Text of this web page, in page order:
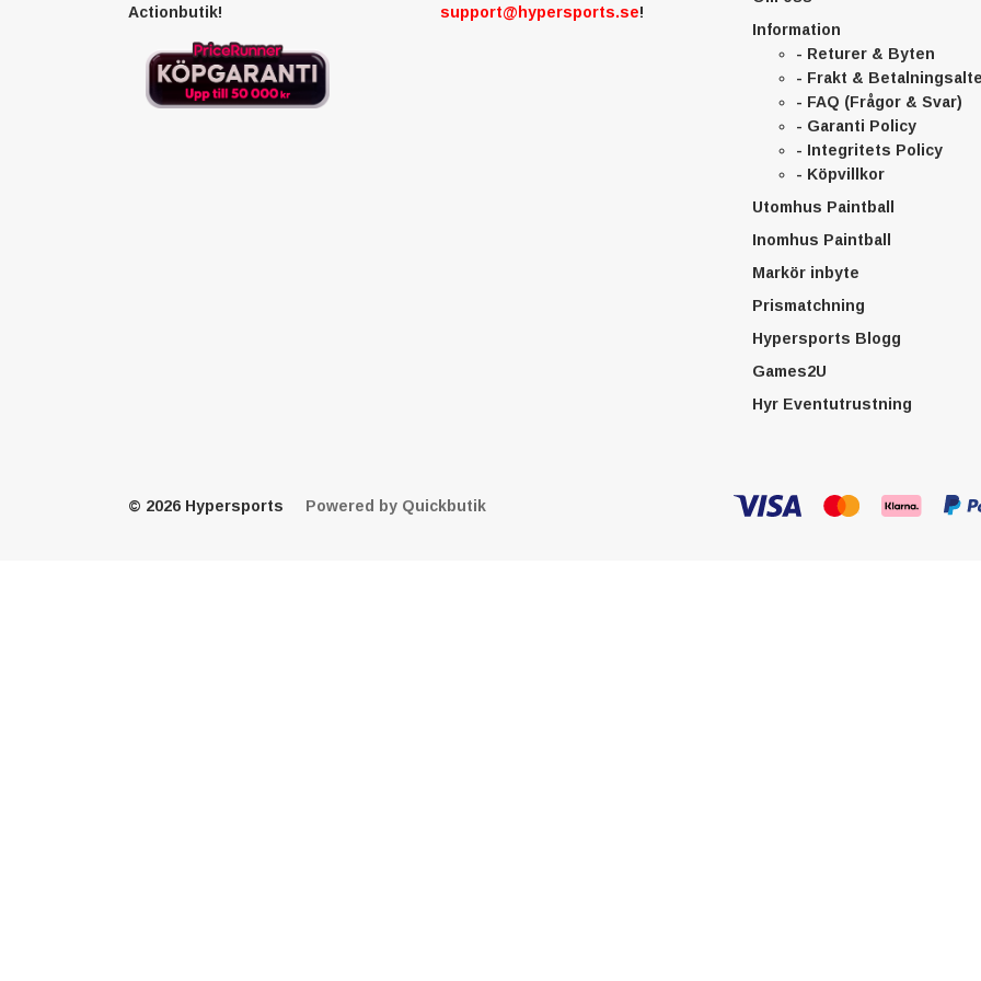
Actionbutik!
support@hypersports.se!
Information
- Returer & Byten
- Frakt &
- FAQ (Frågor & Svar)
- Garanti Policy
- Integritets Policy
- Köpvillkor
Utomhus Paintball
Inomhus Paintball
Markör inbyte
Prismatchning
Hypersports Blogg
Games2U
Hyr Eventutrustning
© 2026 Hypersports Powered by Quickbutik